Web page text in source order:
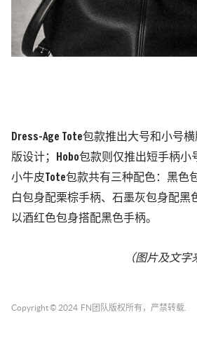
Dress-Age Tote包款推出大号和小号
版设计；Hobo包款则仅推出短手柄小
小牛皮Tote包款共有三种配色：黑色
白包身配栗棕手柄、石墨灰包身配黑
以酒红色包身搭配黑色手柄。
（图片及文字
Copyright © 2024 FN团队 版权所有，严禁转载.